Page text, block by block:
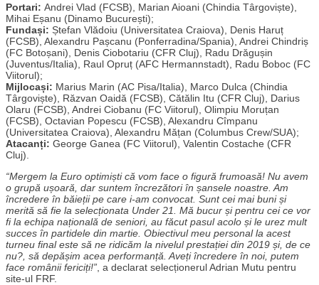
Portari: Andrei Vlad (FCSB), Marian Aioani (Chindia Târgoviște),
Mihai Eșanu (Dinamo București);
Fundași: Ștefan Vlădoiu (Universitatea Craiova), Denis Haruț
(FCSB), Alexandru Pașcanu (Ponferradina/Spania), Andrei Chindriș
(FC Botoșani), Denis Ciobotariu (CFR Cluj), Radu Drăgușin
(Juventus/Italia), Raul Opruț (AFC Hermannstadt), Radu Boboc (FC
Viitorul);
Mijlocași: Marius Marin (AC Pisa/Italia), Marco Dulca (Chindia
Târgoviște), Răzvan Oaidă (FCSB), Cătălin Itu (CFR Cluj), Darius
Olaru (FCSB), Andrei Ciobanu (FC Viitorul), Olimpiu Moruțan
(FCSB), Octavian Popescu (FCSB), Alexandru Cîmpanu
(Universitatea Craiova), Alexandru Mățan (Columbus Crew/SUA);
Atacanți: George Ganea (FC Viitorul), Valentin Costache (CFR
Cluj).
“Mergem la Euro optimiști că vom face o figură frumoasă! Nu avem
o grupă ușoară, dar suntem încrezători în șansele noastre. Am
încredere în băieții pe care i-am convocat. Sunt cei mai buni și
merită să fie la selecționata Under 21. Mă bucur și pentru cei ce vor
fi la echipa națională de seniori, au făcut pasul acolo și le urez mult
succes în partidele din martie. Obiectivul meu personal la acest
turneu final este să ne ridicăm la nivelul prestației din 2019 și, de ce
nu?, să depășim acea performanță. Aveți încredere în noi, putem
face românii fericiți!” , a declarat selecționerul Adrian Mutu pentru
site-ul FRF.